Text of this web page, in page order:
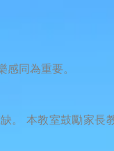
同為重要。
。 本教室鼓勵家長